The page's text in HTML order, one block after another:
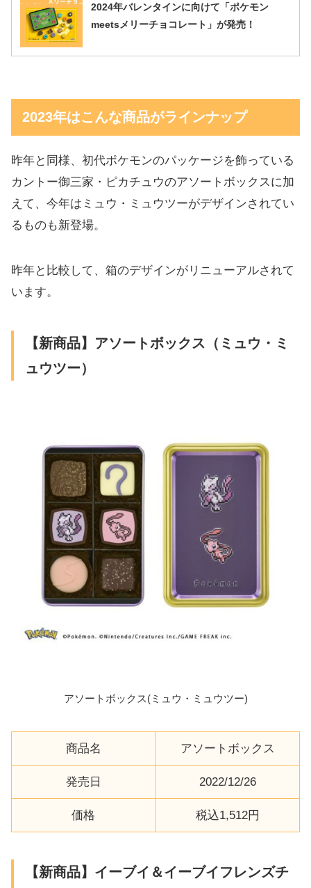
2024年バレンタインに向けて「ポケモン
meetsメリーチョコレート」が発売！
2023年はこんな商品がラインナップ
昨年と同様、初代ポケモンのパッケージを飾っている
カントー御三家・ピカチュウのアソートボックスに加
えて、今年はミュウ・ミュウツーがデザインされてい
るものも新登場。
昨年と比較して、箱のデザインがリニューアルされて
います。
【新商品】アソートボックス（ミュウ・ミ
ュウツー）
アソートボックス(ミュウ・ミュウツー)
商品名 アソートボックス
発売日 2022/12/26
価格 税込1,512円
【新商品】イーブイ＆イーブイフレンズチ